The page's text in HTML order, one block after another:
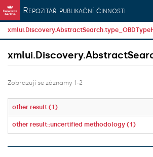
Přeskočit na obsah
Repozitář publikační činnosti
Zobrazují se záznamy 1-2
other result (1)
other result::uncertified methodology (1)